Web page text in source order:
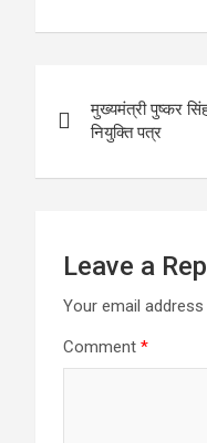
navigation
मुख्यमंत्री पुष्कर
नियुक्ति पत्र
Leave a
Your email
Comment *